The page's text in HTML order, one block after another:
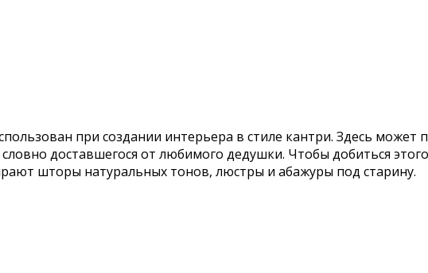
при создании интерьера в стиле кантри. Здесь может
доставшегося от любимого дедушки. Чтобы добиться
шторы натуральных тонов, люстры и абажуры под старину.